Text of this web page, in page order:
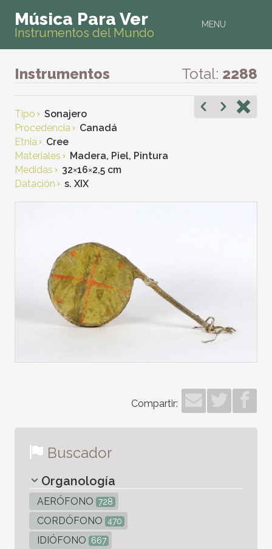
MENU
Música Para Ver
Instrumentos del Mundo
Instrumentos Total: 2288
Tipo
Sonajero
Procedencia
Canadá
Etnia
Cree
Materiales
Madera, Piel, Pintura
Medidas
32×16×2,5 cm
Datación
s. XIX
Compartir:
Buscador
Organología
AERÓFONO 728
CORDÓFONO 470
IDIÓFONO 667